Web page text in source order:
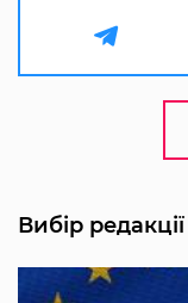
Вибір редакції